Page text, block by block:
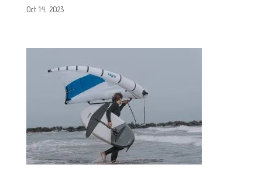
Oct 14, 2023